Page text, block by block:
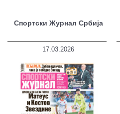
Спортски Журнал Србија
17.03.2026